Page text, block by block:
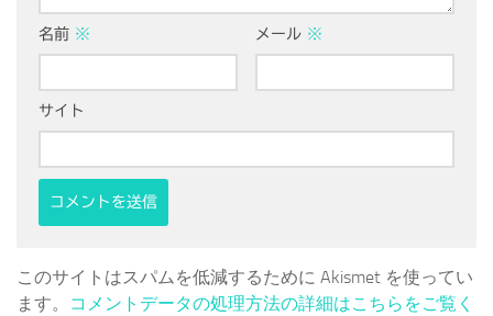
名前 ※ メール ※
サイト
このサイトはスパムを低減するために Akismet を使ってい
ます。
コメントデータの処理方法の詳細はこちらをご覧く